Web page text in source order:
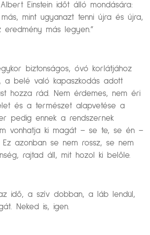
Albert Einstein időt álló mondására:
mint ugyanazt tenni újra és újra,
más legyen.”
biztonságos, óvó korlátjához
a belé való kapaszkodás adott
hozza rád. Nem érdemes, nem éri
és a természet alapvetése a
pedig ennek a rendszernek
vonhatja ki magát – se te, se én –
azonban se nem rossz, se nem
rajtad áll, mit hozol ki belőle.
idő, a szív dobban, a láb lendül,
Neked is, igen.